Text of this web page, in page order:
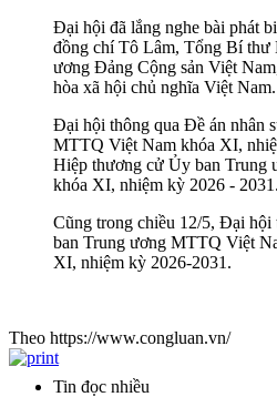
Đại hội đã lắng nghe bài phát
đồng chí Tô Lâm, Tổng Bí thư
ương Đảng Cộng sản Việt
hòa xã hội chủ nghĩa Việt Nam.
Đại hội thông qua Đề án nhân
MTTQ Việt Nam khóa XI,
Hiệp thương cử Ủy ban Trung
khóa XI, nhiệm kỳ 2026 - 2031.
Cũng trong chiều 12/5, Đại
ban Trung ương MTTQ Việt
XI, nhiệm kỳ 2026-2031.
Theo https://www.congluan.vn/
Tin đọc nhiều